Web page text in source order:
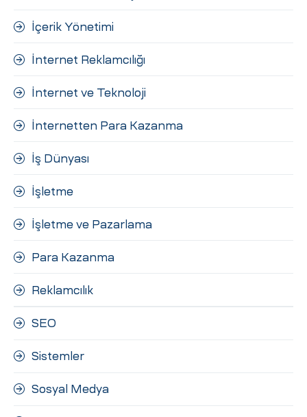
İçerik Yönetimi
İnternet Reklamcılığı
İnternet ve Teknoloji
İnternetten Para Kazanma
İş Dünyası
İşletme
İşletme ve Pazarlama
Para Kazanma
Reklamcılık
SEO
Sistemler
Sosyal Medya